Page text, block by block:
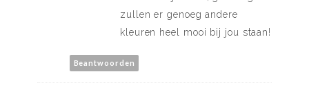
zullen er genoeg andere
kleuren heel mooi bij jou staan!
Beantwoorden